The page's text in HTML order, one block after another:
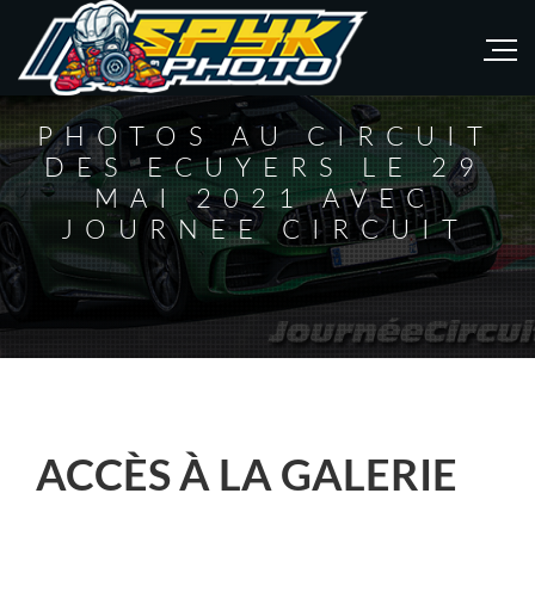
PHOTOS AU CIRCUIT
DES ECUYERS LE 29
MAI 2021 AVEC
JOURNEE CIRCUIT
ACCÈS À LA GALERIE